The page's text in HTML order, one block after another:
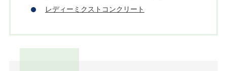
レディーミクストコンクリート